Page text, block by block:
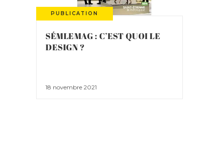
PUBLICATION
SÉMLEMAG : C’EST QUOI LE
DESIGN ?
18 novembre 2021